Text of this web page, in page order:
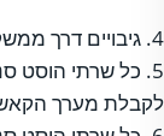
4. גיבויים דרך ממשק הCPANEL ושחזורים בלחיצת כפתור .
לקבלת מערך